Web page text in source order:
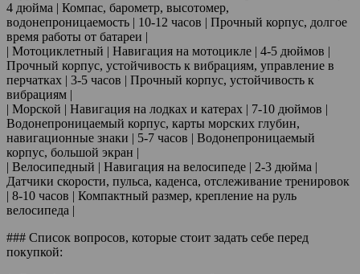
4 дюйма | Компас, барометр, высотомер,
водонепроницаемость | 10-12 часов | Прочный корпус, долгое
время работы от батареи |
| Мотоциклетный | Навигация на мотоцикле | 4-5 дюймов |
Прочный корпус, устойчивость к вибрациям, управление в
перчатках | 3-5 часов | Прочный корпус, устойчивость к
вибрациям |
| Морской | Навигация на лодках и катерах | 7-10 дюймов |
Водонепроницаемый корпус, карты морских глубин,
навигационные знаки | 5-7 часов | Водонепроницаемый
корпус, большой экран |
| Велосипедный | Навигация на велосипеде | 2-3 дюйма |
Датчики скорости, пульса, каденса, отслеживание тренировок
| 8-10 часов | Компактный размер, крепление на руль
велосипеда |
### Список вопросов, которые стоит задать себе перед
покупкой: